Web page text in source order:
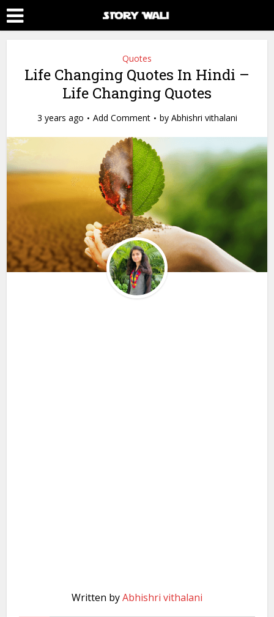
Quotes
Life Changing Quotes In Hindi –
Life Changing Quotes
3 years ago Add Comment by Abhishri vithalani
Written byAbhishri vithalani